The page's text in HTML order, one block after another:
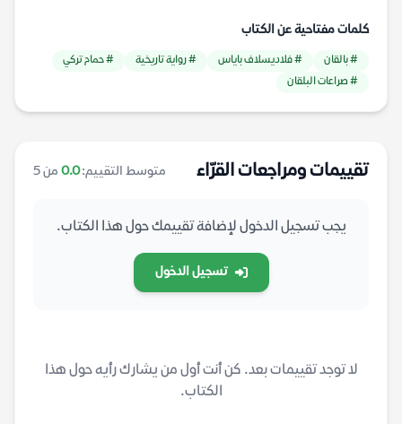
كلمات مفتاحية عن الكتاب
# بالقان # فلاديسلاف باياس # رواية تاريخية
# حمام تركي
# صراعات البلقان
تقييمات ومراجعات القرّاء متوسط التقييم:0.0 من 5
يجب تسجيل الدخول لإضافة تقييمك حول هذا الكتاب.
تسجيل الدخول
لا توجد تقييمات بعد. كن أنت أول من يشارك رأيه حول هذا
الكتاب.